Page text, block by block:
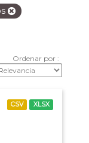
Ordenar por
CSV XLSX